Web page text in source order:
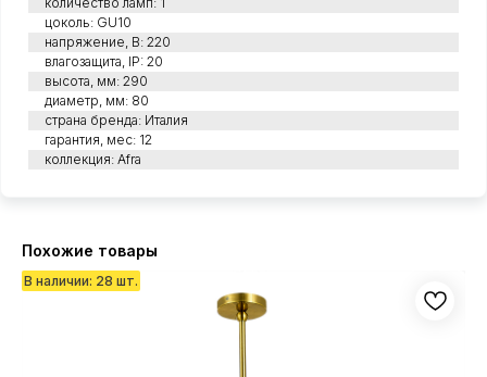
цоколь: GU10
напряжение, В: 220
влагозащита, IP: 20
высота, мм: 290
диаметр, мм: 80
страна бренда: Италия
гарантия, мес: 12
коллекция: Afra
Похожие товары